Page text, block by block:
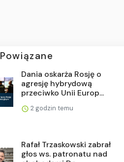
Powiązane
Dania oskarża Rosję o
agresję hybrydową
przeciwko Unii Europ...
2 godzin temu
Rafał Trzaskowski zabrał
głos ws. patronatu nad